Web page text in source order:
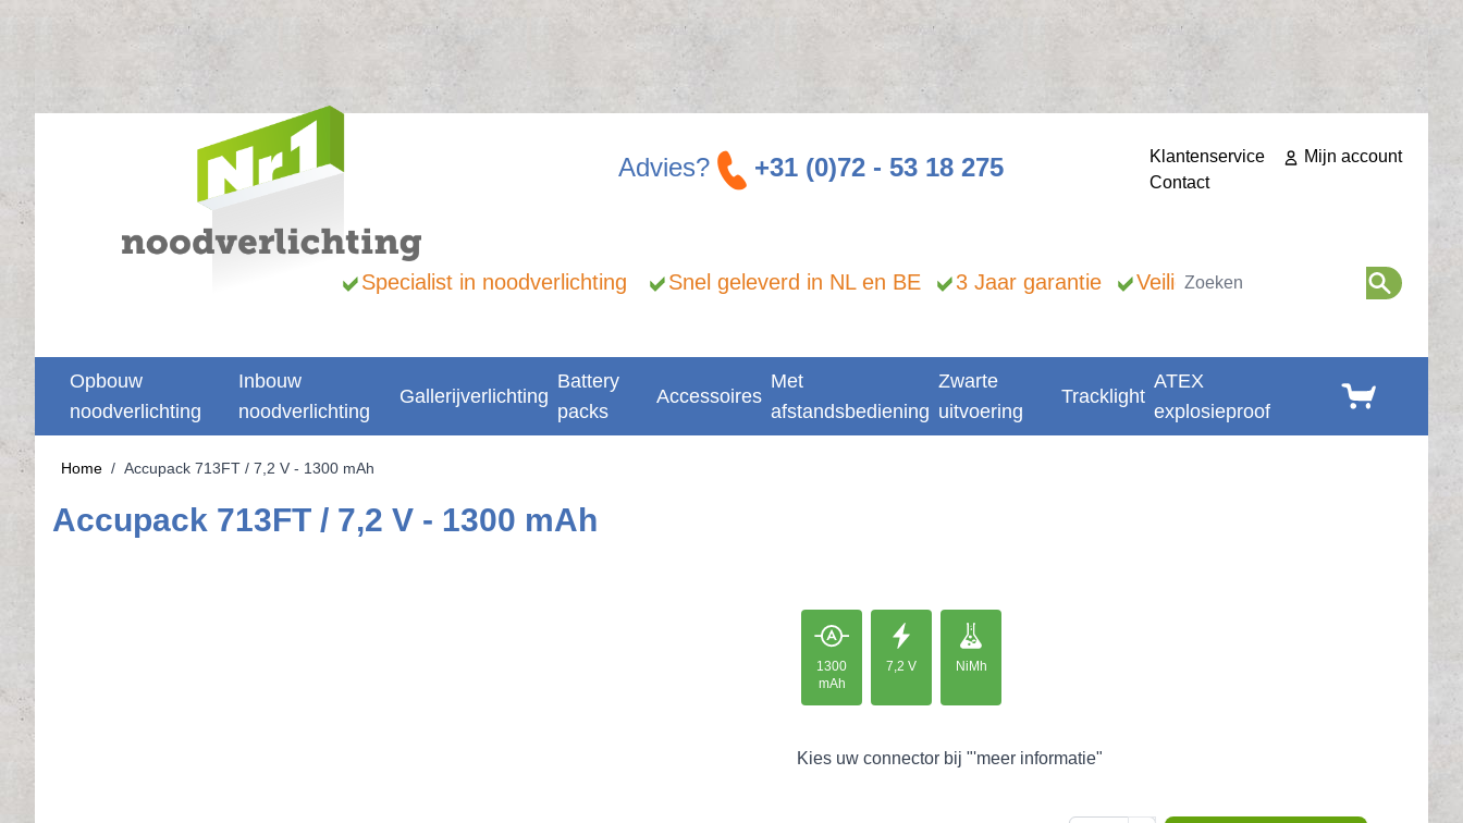
Ga naar de inhoud
Zoeken
Klantenservice
Mijn account
Contact
Advies? +31 (0)72 - 53 18 275
Specialist in noodverlichting Snel geleverd in NL en BE 3 Jaar garantie Veilig betalen
Opbouw
noodverlichting
Inbouw
noodverlichting
Gallerijverlichting
Battery
packs
Accessoires
Met
afstandsbediening
Zwarte
uitvoering
Tracklight
ATEX
explosieproof
Winkelwagen
Home / Accupack 713FT / 7,2 V - 1300 mAh
Accupack 713FT / 7,2 V - 1300 mAh
1300
mAh
7,2 V NiMh
Kies uw connector bij "'meer informatie"